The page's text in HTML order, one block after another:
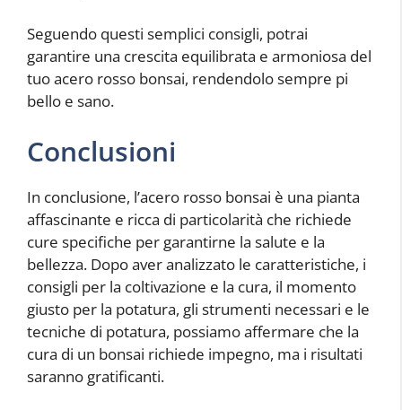
Seguendo questi semplici consigli, potrai
garantire una crescita equilibrata e armoniosa del
tuo acero rosso bonsai, rendendolo sempre pi
bello e sano.
Conclusioni
In conclusione, l’acero rosso bonsai è una pianta
affascinante e ricca di particolarità che richiede
cure specifiche per garantirne la salute e la
bellezza. Dopo aver analizzato le caratteristiche, i
consigli per la coltivazione e la cura, il momento
giusto per la potatura, gli strumenti necessari e le
tecniche di potatura, possiamo affermare che la
cura di un bonsai richiede impegno, ma i risultati
saranno gratificanti.